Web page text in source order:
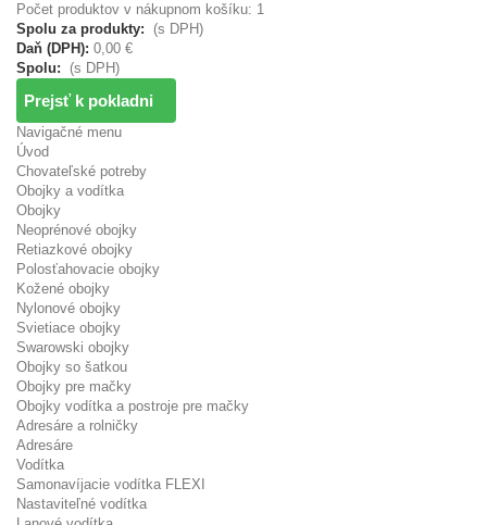
Počet produktov v nákupnom košíku: 1
Spolu za produkty:
(s DPH)
Daň (DPH): 0,00 €
Spolu:
(s DPH)
Prejsť k pokladni
Navigačné menu
Úvod
Chovateľské potreby
Obojky a vodítka
Obojky
Neoprénové obojky
Retiazkové obojky
Polosťahovacie obojky
Kožené obojky
Nylonové obojky
Svietiace obojky
Swarowski obojky
Obojky so šatkou
Obojky pre mačky
Obojky vodítka a postroje pre mačky
Adresáre a rolničky
Adresáre
Vodítka
Samonavíjacie vodítka FLEXI
Nastaviteľné vodítka